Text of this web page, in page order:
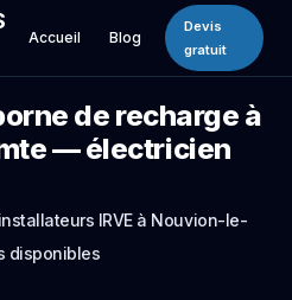
Accueil Blog
Devis
gratuit
de recharge à
— électricien
IRVE à Nouvion-le-
disponibles